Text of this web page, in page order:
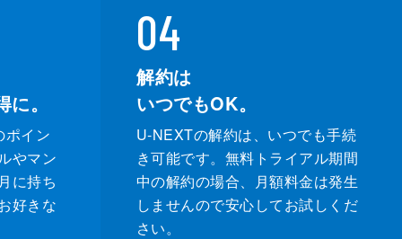
。
ポイン
やマン
に持ち
好きな
04
解約は
いつでもOK。
U-NEXTの解約は、いつでも手続
き可能です。無料トライアル期間
中の解約の場合、月額料金は発生
しませんので安心してお試しくだ
さい。